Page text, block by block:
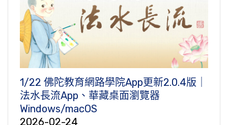
1/22 佛陀教育網路學院App更新2.0.4版｜
法水長流App、華藏桌面瀏覽器
Windows/macOS
2026-02-24